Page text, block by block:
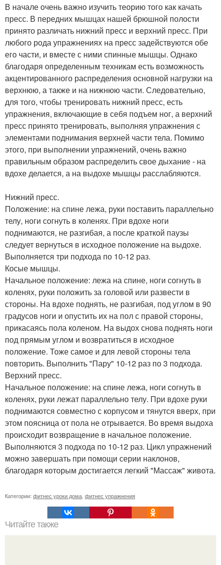
В начале очень важно изучить теорию того как качать
пресс. В передних мышцах нашей брюшной полости
принято различать нижний пресс и верхний пресс. При
любого рода упражнениях на пресс задействуются обе
его части, и вместе с ними спинные мышцы. Однако
благодаря определенным техникам есть возможность
акцентированного распределения основной нагрузки на
верхнюю, а также и на нижнюю части. Следовательно,
для того, чтобы тренировать нижний пресс, есть
упражнения, включающие в себя подъем ног, а верхний
пресс принято тренировать, выполняя упражнения с
элементами поднимания верхней части тела. Помимо
этого, при выполнении упражнений, очень важно
правильным образом распределить свое дыхание - на
вдохе делается, а на выдохе мышцы расслабляются.
Нижний пресс.
Положение: на спине лежа, руки поставить параллельно
телу, ноги согнуть в коленях. При вдохе ноги
поднимаются, не разгибая, а после краткой паузы
следует вернуться в исходное положение на выдохе.
Выполняется три подхода по 10-12 раз.
Косые мышцы.
Начальное положение: лежа на спине, ноги согнуть в
коленях, руки положить за головой или развести в
стороны. На вдохе поднять, не разгибая, под углом в 90
градусов ноги и опустить их на пол с правой стороны,
прикасаясь пола коленом. На выдох снова поднять ноги
под прямым углом и возвратиться в исходное
положение. Тоже самое и для левой стороны тела
повторить. Выполнить "Пару" 10-12 раз по 3 подхода.
Верхний пресс.
Начальное положение: на спине лежа, ноги согнуть в
коленях, руки лежат параллельно телу. При вдохе руки
поднимаются совместно с корпусом и тянутся вверх, при
этом поясница от пола не отрывается. Во время выдоха
происходит возвращение в начальное положение.
Выполняются 3 подхода по 10-12 раз. Цикл упражнений
можно завершать при помощи серии наклонов,
благодаря которым достигается легкий "Массаж" живота.
Категории: фитнес уроки дома фитнес упражнения
Читайте также